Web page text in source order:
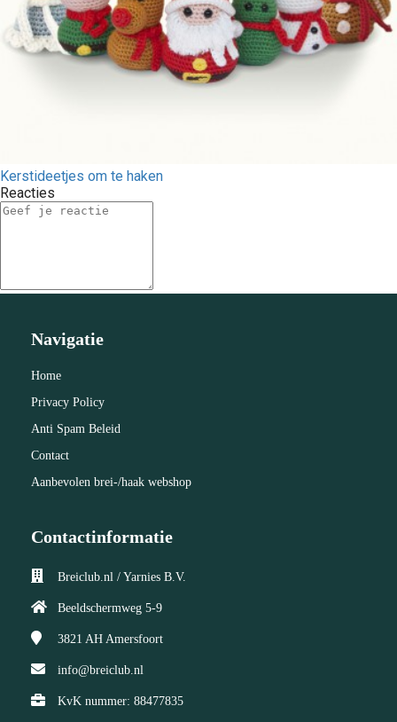
Kerstideetjes om te haken
Reacties
Navigatie
Home
Privacy Policy
Anti Spam Beleid
Contact
Aanbevolen brei-/haak webshop
Contactinformatie
Breiclub.nl / Yarnies B.V.
Beeldschermweg 5-9
3821 AH Amersfoort
info@breiclub.nl
KvK nummer: 88477835